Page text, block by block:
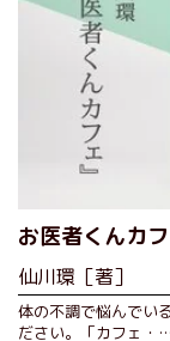
お医者くんカ
仙川環［著］
体の不調で悩んでい
ださい。「カフェ・…